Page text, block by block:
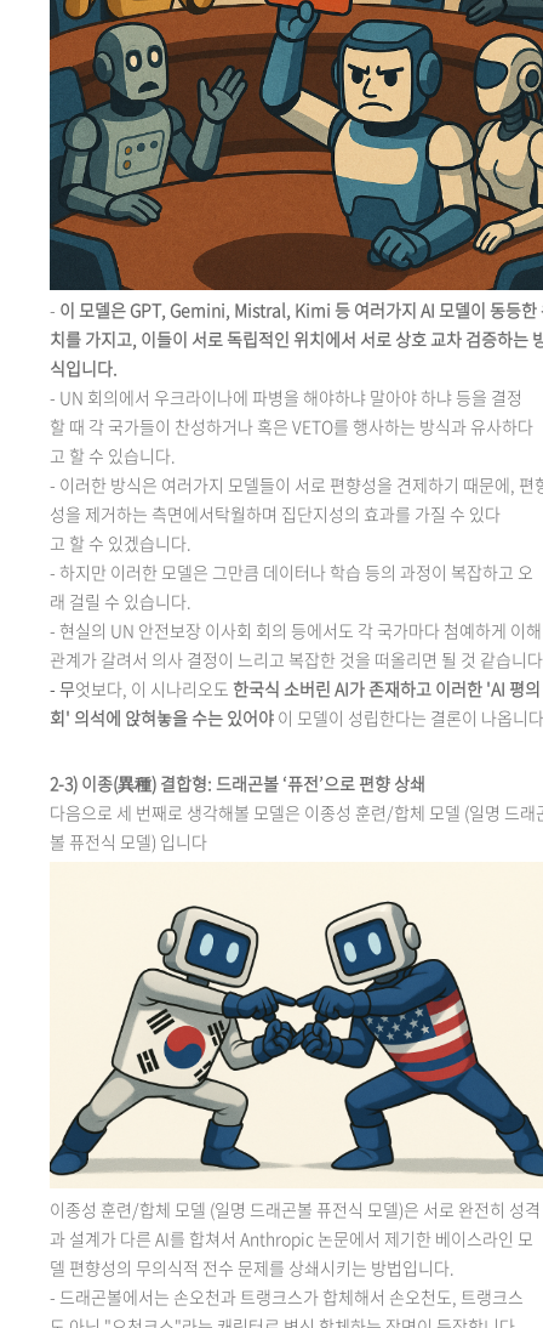
- 이 모델은 GPT, Gemini, Mistral, Kimi 등 여러가지 AI 모델이 동등한
치를 가지고, 이들이 서로 독립적인 위치에서 서로 상호 교차 검증하는
식입니다.
- UN 회의에서 우크라이나에 파병을 해야하냐 말아야 하냐 등을 결정
할 때 각 국가들이 찬성하거나 혹은 VETO를 행사하는 방식과 유사하다
고 할 수 있습니다.
- 이러한 방식은 여러가지 모델들이 서로 편향성을 견제하기 때문에, 편
성을 제거하는 측면에서탁월하며 집단지성의 효과를 가질 수 있다
고 할 수 있겠습니다.
- 하지만 이러한 모델은 그만큼 데이터나 학습 등의 과정이 복잡하고 오
래 걸릴 수 있습니다.
- 현실의 UN 안전보장 이사회 회의 등에서도 각 국가마다 첨예하게 이해
관계가 갈려서 의사 결정이 느리고 복잡한 것을 떠올리면 될 것 같습니
- 무엇보다, 이 시나리오도 한국식 소버린 AI가 존재하고 이러한 'AI 평의
회' 의석에 앉혀놓을 수는 있어야 이 모델이 성립한다는 결론이 나옵니
2-3) 이종(異種) 결합형: 드래곤볼 ‘퓨전’으로 편향 상쇄
다음으로 세 번째로 생각해볼 모델은 이종성 훈련/합체 모델 (일명 드래
볼 퓨전식 모델) 입니다
이종성 훈련/합체 모델 (일명 드래곤볼 퓨전식 모델)은 서로 완전히 성격
과 설계가 다른 AI를 합쳐서 Anthropic 논문에서 제기한 베이스라인 모
델 편향성의 무의식적 전수 문제를 상쇄시키는 방법입니다.
- 드래곤볼에서는 손오천과 트랭크스가 합체해서 손오천도, 트랭크스